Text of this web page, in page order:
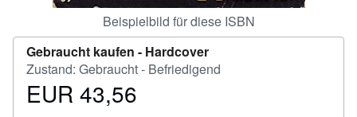
Beispielbild für diese ISBN
Gebraucht kaufen - Hardcover
Zustand: Gebraucht - Befriedigend
Preis
EUR 43,56